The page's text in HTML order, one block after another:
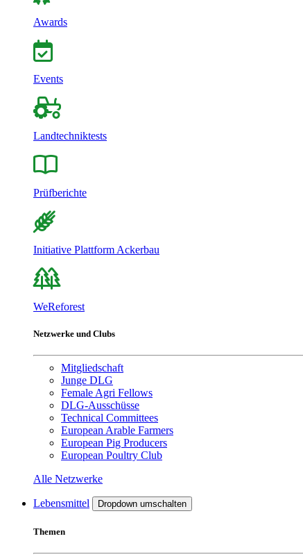
Awards
Events
Landtechniktests
Prüfberichte
Initiative Plattform Ackerbau
WeReforest
Netzwerke und Clubs
Mitgliedschaft
Junge DLG
Female Agri Fellows
DLG-Ausschüsse
Technical Committees
European Arable Farmers
European Pig Producers
European Poultry Club
Alle Netzwerke
Lebensmittel Dropdown umschalten
Themen